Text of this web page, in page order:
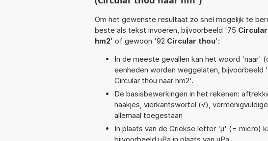
Om het gewenste resultaat zo snel mogelijk te
beste als tekst invoeren, bijvoorbeeld '75
hm2' of gewoon '92 Circular thou':
In de meeste gevallen kan het woord
eenheden worden weggelaten, bijvoorbeeld
Circular thou naar hm2'.
De basisbewerkingen in het rekenen:
haakjes, vierkantswortel (√),
allemaal toegestaan
In plaats van de Griekse letter 'µ' (= micro)
bijvoorbeeld uPa in plaats van µPa.